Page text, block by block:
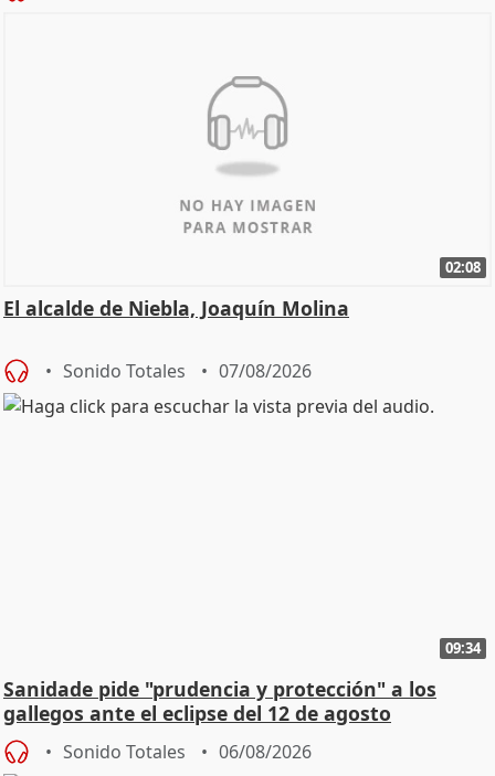
02:08
El alcalde de Niebla, Joaquín Molina
Sonido Totales 07/08/2026
09:34
Sanidade pide "prudencia y protección" a los
gallegos ante el eclipse del 12 de agosto
Sonido Totales 06/08/2026